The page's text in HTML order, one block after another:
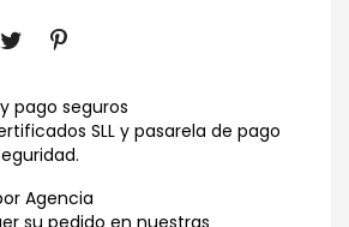
pago seguros
SLL y pasarela de pago
Agencia